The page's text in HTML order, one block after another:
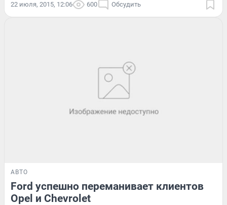
22 июля, 2015, 12:06 600 Обсудить
АВТО
Ford успешно переманивает клиентов
Opel и Chevrolet